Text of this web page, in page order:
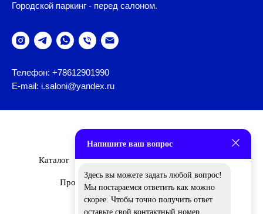
Городской паркинг - перед салоном.
Телефон: +78612901990
E-mail: i.saloni@yandex.ru
Каталог Бренды О Нас Дизайнеры
Проекты
Напишите ваш вопрос
Здесь вы можете задать любой вопрос!
Мы постараемся ответить как можно
скорее. Чтобы точно получить ответ
оставьте свой контактный номер